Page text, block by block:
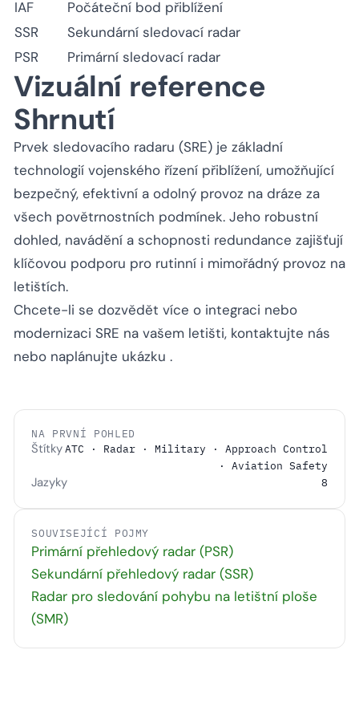
IAF
Počáteční bod přiblížení
SSR
Sekundární sledovací radar
PSR
Primární sledovací radar
Vizuální reference
Shrnutí
Prvek sledovacího radaru (SRE) je základní
technologií vojenského řízení přiblížení, umožňující
bezpečný, efektivní a odolný provoz na dráze za
všech povětrnostních podmínek. Jeho robustní
dohled, navádění a schopnosti redundance zajišťují
klíčovou podporu pro rutinní i mimořádný provoz na
letištích.
Chcete-li se dozvědět více o integraci nebo
modernizaci SRE na vašem letišti, kontaktujte nás
nebo naplánujte ukázku .
NA PRVNÍ POHLED
ŠtítkyATC · Radar · Military · Approach Control
· Aviation Safety
Jazyky 8
SOUVISEJÍCÍ POJMY
Primární přehledový radar (PSR)
Sekundární přehledový radar (SSR)
Radar pro sledování pohybu na letištní ploše
(SMR)